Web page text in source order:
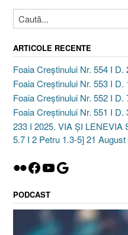
ARTICOLE RECENTE
Foaia Creștinului Nr. 554 I D.
Foaia Creștinului Nr. 553 I D.
Foaia Creștinului Nr. 552 I D.
Foaia Creștinului Nr. 551 I D.
233 I 2025. VIA ȘI LENEVIA
5.7 I 2 Petru 1.3-5] 21 August
Flickr
Facebook
YouTube
Google
PODCAST